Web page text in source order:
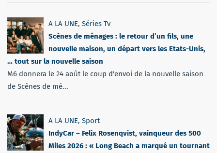
A LA UNE, Séries Tv
Scènes de ménages : le retour d’un fils, une
nouvelle maison, un départ vers les Etats-Unis,
… tout sur la nouvelle saison
M6 donnera le 24 août le coup d'envoi de la nouvelle saison
de Scènes de mé...
A LA UNE, Sport
IndyCar – Felix Rosenqvist, vainqueur des 500
Miles 2026 : « Long Beach a marqué un tournant